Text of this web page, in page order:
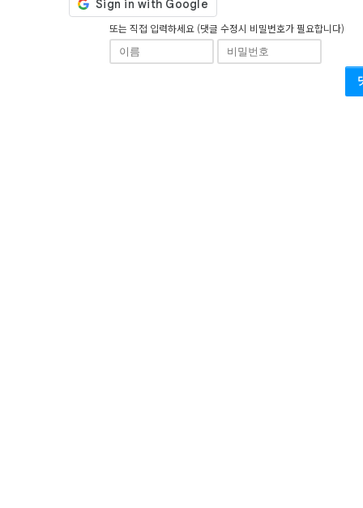
또는 직접 입력하세요 (댓글 수정시 비밀번호가 필요합니다)